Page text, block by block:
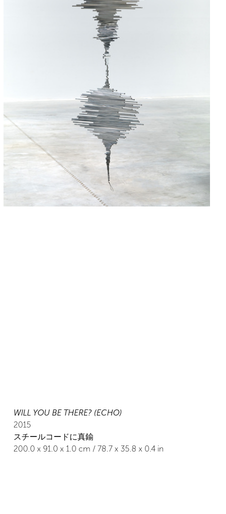
WILL YOU BE THERE? (ECHO)
2015
スチールコードに真鍮
200.0 x 91.0 x 1.0 cm / 78.7x 35.8 x 0.4in